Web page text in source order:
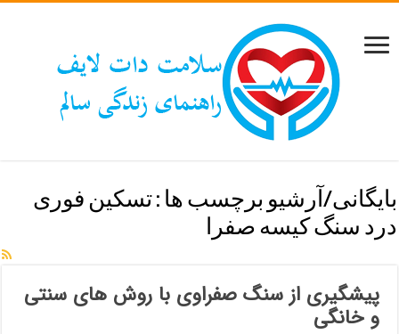
بایگانی/آرشیو برچسب ها :تسکین فوری
درد سنگ کیسه صفرا
پیشگیری از سنگ صفراوی با روش های سنتی
و خانگی